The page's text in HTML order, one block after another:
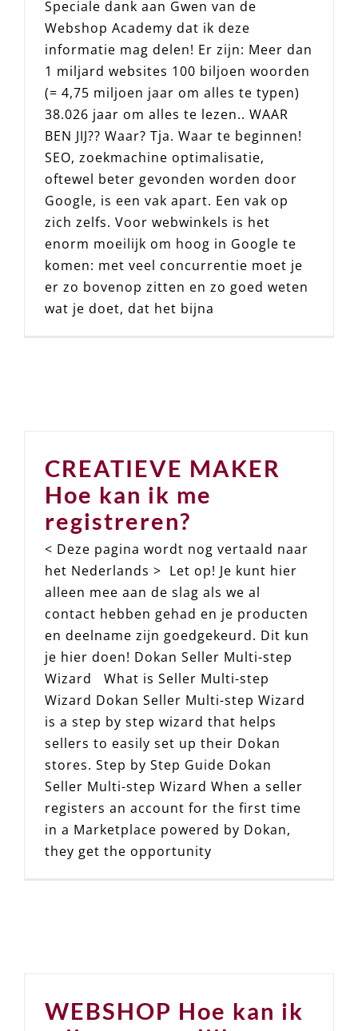
Speciale dank aan Gwen van de
Webshop Academy dat ik deze
informatie mag delen! Er zijn: Meer dan
1 miljard websites 100 biljoen woorden
(= 4,75 miljoen jaar om alles te typen)
38.026 jaar om alles te lezen.. WAAR
BEN JIJ?? Waar? Tja. Waar te beginnen!
SEO, zoekmachine optimalisatie,
oftewel beter gevonden worden door
Google, is een vak apart. Een vak op
zich zelfs. Voor webwinkels is het
enorm moeilijk om hoog in Google te
komen: met veel concurrentie moet je
er zo bovenop zitten en zo goed weten
wat je doet, dat het bijna
CREATIEVE MAKER
Hoe kan ik me
registreren?
< Deze pagina wordt nog vertaald naar
het Nederlands > Let op! Je kunt hier
alleen mee aan de slag als we al
contact hebben gehad en je producten
en deelname zijn goedgekeurd. Dit kun
je hier doen! Dokan Seller Multi-step
Wizard What is Seller Multi-step
Wizard Dokan Seller Multi-step Wizard
is a step by step wizard that helps
sellers to easily set up their Dokan
stores. Step by Step Guide Dokan
Seller Multi-step Wizard When a seller
registers an account for the first time
in a Marketplace powered by Dokan,
they get the opportunity
WEBSHOP Hoe kan ik